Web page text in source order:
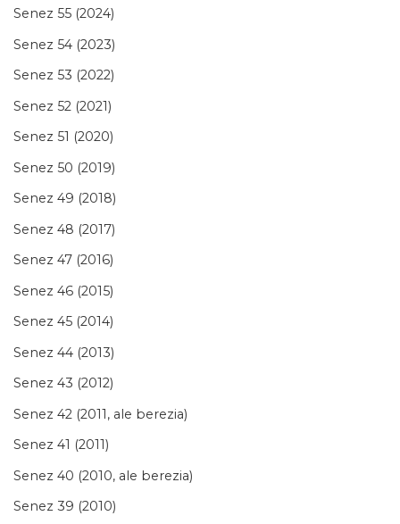
Senez 55 (2024)
Senez 54 (2023)
Senez 53 (2022)
Senez 52 (2021)
Senez 51 (2020)
Senez 50 (2019)
Senez 49 (2018)
Senez 48 (2017)
Senez 47 (2016)
Senez 46 (2015)
Senez 45 (2014)
Senez 44 (2013)
Senez 43 (2012)
Senez 42 (2011, ale berezia)
Senez 41 (2011)
Senez 40 (2010, ale berezia)
Senez 39 (2010)